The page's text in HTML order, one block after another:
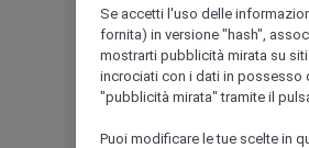
Se accetti l'uso delle
fornita) in versione "hash",
mostrarti pubblicità mirata su
incrociati con i dati in possesso
"pubblicità mirata" tramite il
Puoi modificare le tue scelte in